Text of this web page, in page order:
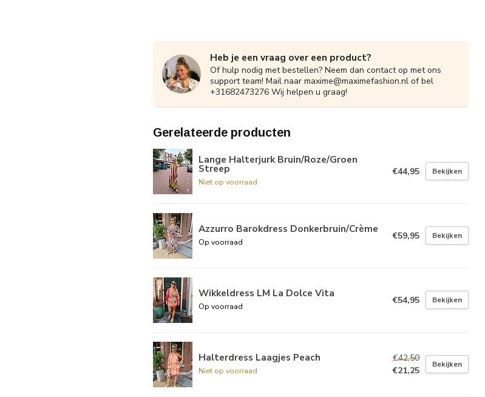
Heb je een vraag over een product?
Of hulp nodig met bestellen? Neem dan contact op met ons
support team! Mail naar maxime@maximefashion.nl of bel
+31682473276 Wij helpen u graag!
Gerelateerde producten
Lange Halterjurk Bruin/Roze/Groen
Streep
Niet op voorraad
€44,95 Bekijken
Azzurro Barokdress Donkerbruin/Crème
Op voorraad
€59,95 Bekijken
Wikkeldress LM La Dolce Vita
Op voorraad
€54,95 Bekijken
Halterdress Laagjes Peach
Niet op voorraad
€42,50
€21,25
Bekijken